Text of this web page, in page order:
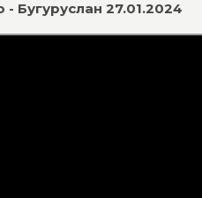
Бугуруслан 27.01.2024